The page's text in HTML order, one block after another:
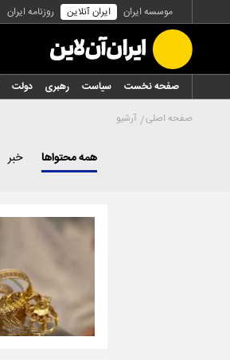
موسسه ایران ایران آنلاین روزنامه ایران
صفحه نخست سیاست رهبری دولت
صفحه اصلی آرشیو
همه محتواها خبر